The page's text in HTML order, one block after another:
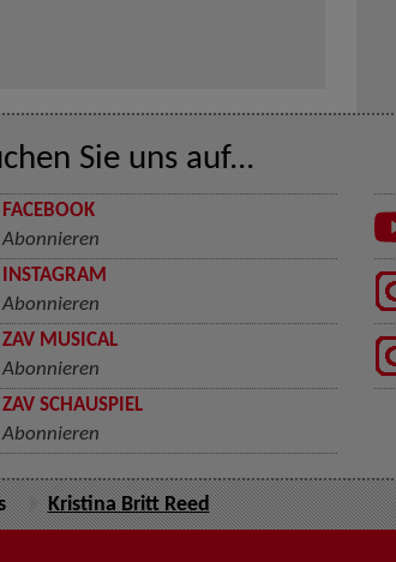
Sie uns auf...
FACEBOOK
Abonnieren
INSTAGRAM
Abonnieren
ZAV MUSICAL
Abonnieren
ZAV SCHAUSPIEL
Abonnieren
Kristina Britt Reed